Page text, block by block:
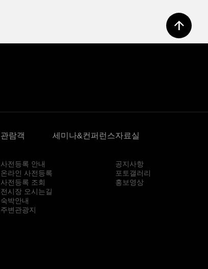
arrow_upward
관람객
사전등록 안내
온라인 사전등록
사전등록 조회
전시장 오시는길
숙박안내
주변관광지
세미나&컨퍼런스자료실
공지사항
포토갤러리
홍보영상